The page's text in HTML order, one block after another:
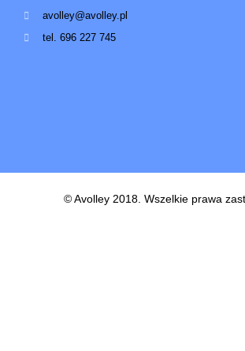
avolley@avolley.pl
tel. 696 227 745
© Avolley 2018. Wszelkie prawa